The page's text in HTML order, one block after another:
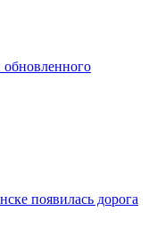
появилась дорога